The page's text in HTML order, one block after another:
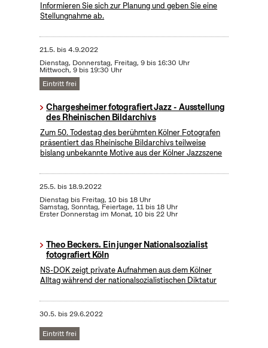
Informieren Sie sich zur Planung und geben Sie eine
Stellungnahme ab.
21.5. bis4.9.2022
Dienstag, Donnerstag, Freitag, 9 bis 16:30 Uhr
Mittwoch, 9 bis 19:30 Uhr
Eintritt frei
Chargesheimer fotografiert Jazz - Ausstellung
des Rheinischen Bildarchivs
Zum 50. Todestag des berühmten Kölner Fotografen
präsentiert das Rheinische Bildarchivs teilweise
bislang unbekannte Motive aus der Kölner Jazzszene
25.5. bis18.9.2022
Dienstag bis Freitag, 10 bis 18 Uhr
Samstag, Sonntag, Feiertage, 11 bis 18 Uhr
Erster Donnerstag im Monat, 10 bis 22 Uhr
Theo Beckers. Ein junger Nationalsozialist
fotografiert Köln
NS-DOK zeigt private Aufnahmen aus dem Kölner
Alltag während der nationalsozialistischen Diktatur
30.5. bis29.6.2022
Eintritt frei